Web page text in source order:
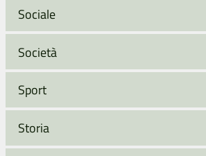
Sociale
Società
Sport
Storia